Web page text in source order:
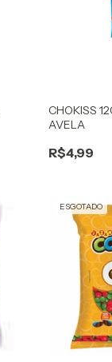
CHOKISS
AVELA
R$4,99
ESGOTADO